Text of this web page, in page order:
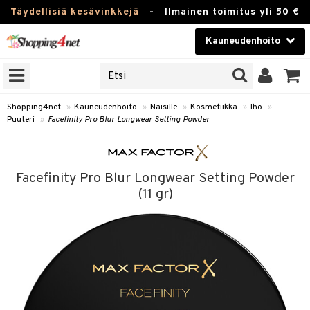
Täydellisiä kesävinkkejä - Ilmainen toimitus yli 50 €
Kauneudenhoito
Kauneudenhoito
Piilolinssit
Fitness
Lelut, Lapsi & Vauva
Tuotemerkkejä
Kampanjat
Shopping4net » Kauneudenhoito » Naisille » Kosmetiikka » Iho
»
Puuteri
» Facefinity Pro Blur Longwear Setting Powder
Facefinity Pro Blur Longwear Setting Powder
(11 gr)
/ Kammat
tuotteet